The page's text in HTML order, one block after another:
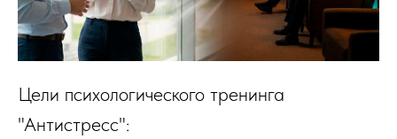
Цели психологического тренинга
"Антистресс":